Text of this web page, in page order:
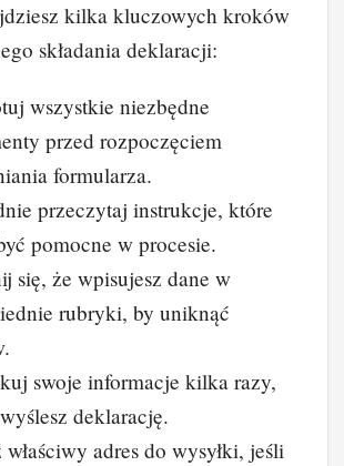
kilka kluczowych kroków
składania deklaracji:
wszystkie niezbędne
przed rozpoczęciem
formularza.
przeczytaj instrukcje, które
pomocne w procesie.
się, że wpisujesz dane w
rubryki, by uniknąć
swoje informacje kilka razy,
deklarację.
adres do wysyłki, jeśli